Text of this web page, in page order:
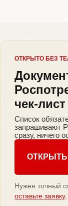
ОТКРЫТО БЕЗ
чек-лист
Список
запрашивают
сразу, ничего
ОТКРЫТЬ
Нужен точный
оставьте заявку